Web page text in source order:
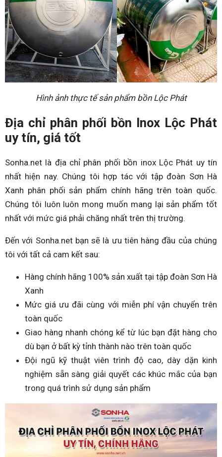
Hình ảnh thực tế sản phẩm bồn Lộc Phát
Địa chỉ phân phối bồn Inox Lộc Phát
uy tín, giá tốt
Sonha.net là địa chỉ phân phối bồn inox Lộc Phát uy tín
nhất hiện nay. Chúng tôi hợp tác với tập đoàn Sơn Hà
Xanh phân phối sản phẩm chính hãng trên toàn quốc.
Chúng tôi luôn luôn mong muốn mang lại sản phẩm tốt
nhất với mức giá phải chăng nhất trên thị trường.
Đến với Sonha.net bạn sẽ là ưu tiên hàng đầu của chúng
tôi với tất cả cam kết sau:
Hàng chính hãng 100% sản xuất tại tập đoàn Sơn Hà
Xanh
Mức giá ưu đãi cùng với miễn phí vận chuyển trên
toàn quốc
Giao hàng nhanh chóng kể từ lúc bạn đặt hàng cho
dù bạn ở bất kỳ tỉnh thành nào trên toàn quốc
Đội ngũ kỹ thuật viên trình độ cao, dày dặn kinh
nghiệm sẵn sàng giải quyết các khúc mắc của bạn
trong quá trình sử dụng sản phẩm